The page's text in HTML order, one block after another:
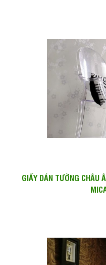
GIẤY DÁN TƯỜNG CHÂU